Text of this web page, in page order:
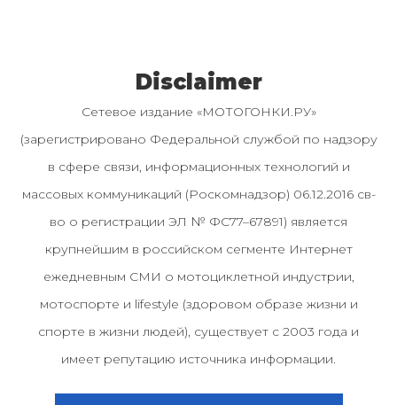
Disclaimer
Сетевое издание «МОТОГОНКИ.РУ»
(зарегистрировано Федеральной службой по надзору
в сфере связи, информационных технологий и
массовых коммуникаций (Роскомнадзор) 06.12.2016 св-
во о регистрации ЭЛ № ФС77–67891) является
крупнейшим в российском сегменте Интернет
ежедневным СМИ о мотоциклетной индустрии,
мотоспорте и lifestyle (здоровом образе жизни и
спорте в жизни людей), существует с 2003 года и
имеет репутацию источника информации.